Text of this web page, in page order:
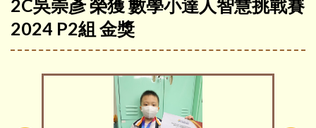
2C吳崇彥 榮獲 數學小達人智慧挑戰賽
2024 P2組 金獎